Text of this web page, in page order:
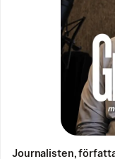
Journalisten,